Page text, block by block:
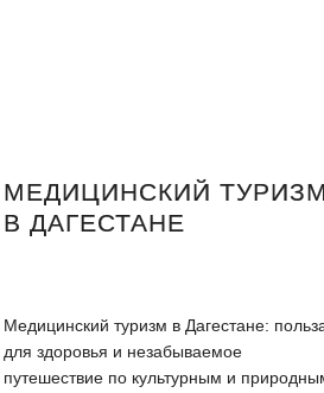
МЕДИЦИНСКИЙ ТУРИЗМ
В ДАГЕСТАНЕ
Медицинский туризм в Дагестане:
для здоровья и незабываемое
путешествие по культурным и